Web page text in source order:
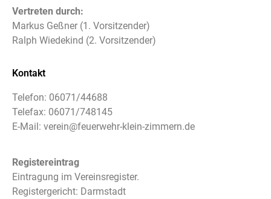
Vertreten durch:
Markus Geßner (1. Vorsitzender)
Ralph Wiedekind (2. Vorsitzender)
Kontakt
Telefon: 06071/44688
Telefax: 06071/748145
E-Mail: verein@feuerwehr-klein-zimmern.de
Registereintrag
Eintragung im Vereinsregister.
Registergericht: Darmstadt